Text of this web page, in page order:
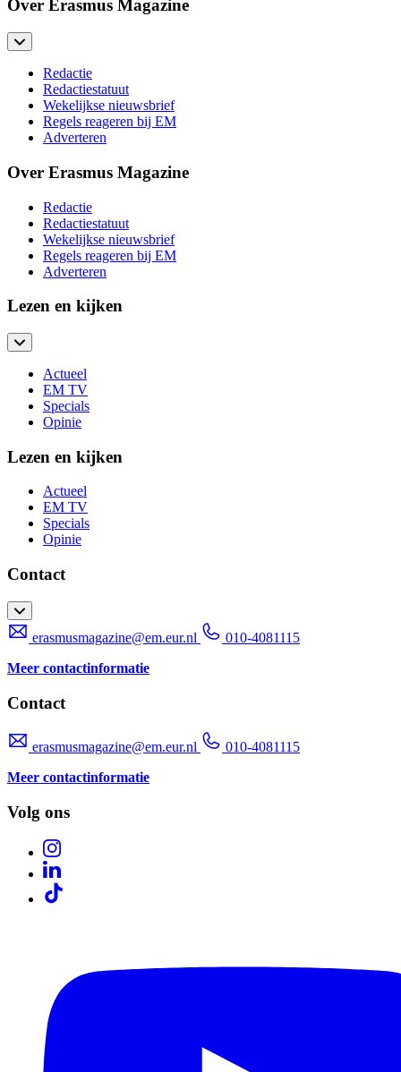
Over Erasmus Magazine
Redactie
Redactiestatuut
Wekelijkse nieuwsbrief
Regels reageren bij EM
Adverteren
Over Erasmus Magazine
Redactie
Redactiestatuut
Wekelijkse nieuwsbrief
Regels reageren bij EM
Adverteren
Lezen en kijken
Actueel
EM TV
Specials
Opinie
Lezen en kijken
Actueel
EM TV
Specials
Opinie
Contact
erasmusmagazine@em.eur.nl
010-4081115
Meer contactinformatie
Contact
erasmusmagazine@em.eur.nl
010-4081115
Meer contactinformatie
Volg ons